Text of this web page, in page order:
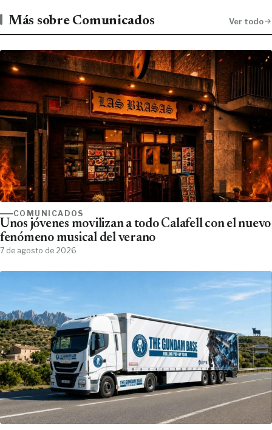
Más sobre Comunicados Ver todo
COMUNICADOS
Unos jóvenes movilizan a todo Calafell con el nuevo
fenómeno musical del verano
7 de agosto de 2026